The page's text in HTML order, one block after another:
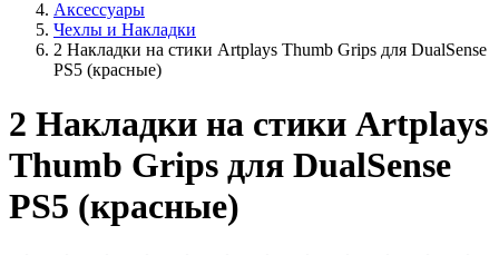
Аксессуары
Чехлы и Накладки
2 Накладки на стики Artplays Thumb Grips для DualSense
PS5 (красные)
2 Накладки на стики Artplays
Thumb Grips для DualSense
PS5 (красные)